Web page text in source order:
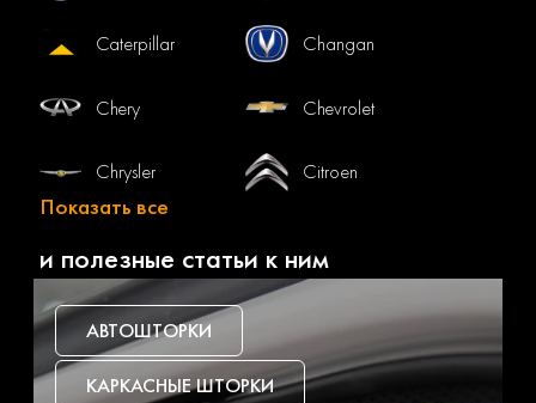
Caterpillar Changan
Chery Chevrolet
Chrysler Citroen
Daf
Datsun Dodge
Показать все
и полезные статьи к ним
АВТОШТОРКИ
КАРКАСНЫЕ ШТОРКИ